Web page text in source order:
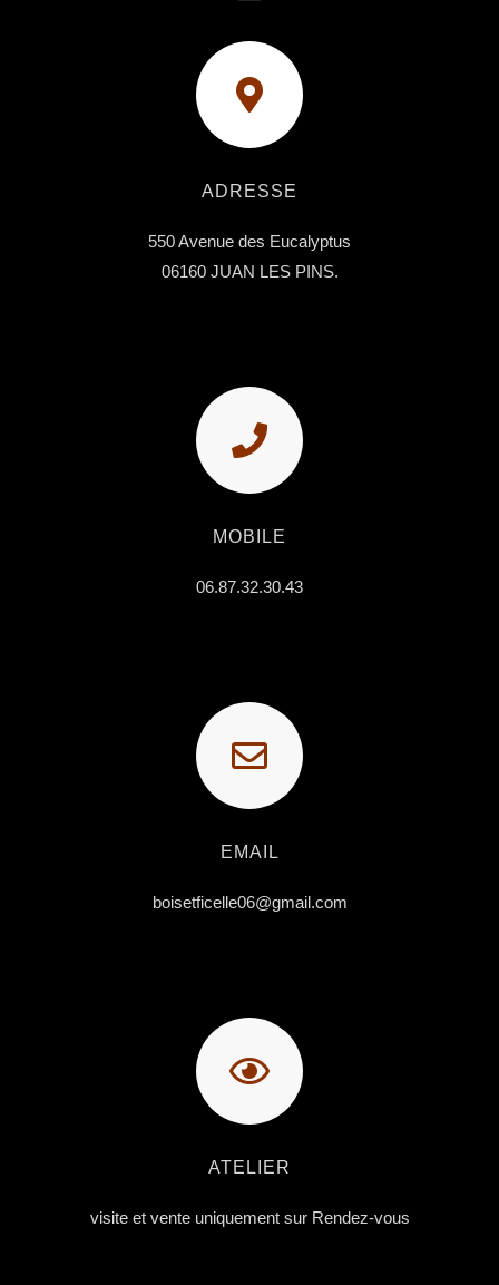
ADRESSE
550 Avenue des Eucalyptus
06160 JUAN LES PINS.
MOBILE
06.87.32.30.43
EMAIL
boisetficelle06@gmail.com
ATELIER
visite et vente uniquement sur Rendez-vous